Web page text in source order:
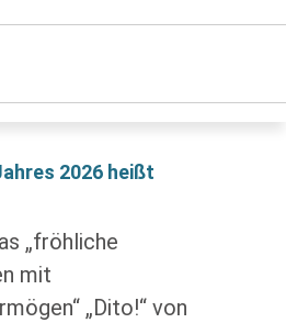
2026 heißt
„fröhliche
mit
„Dito!“ von